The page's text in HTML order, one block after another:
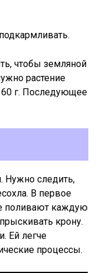
чтобы земляной
растение
г. Последующее
Нужно следить,
В первое
поливают каждую
крону.
Ей легче
процессы.